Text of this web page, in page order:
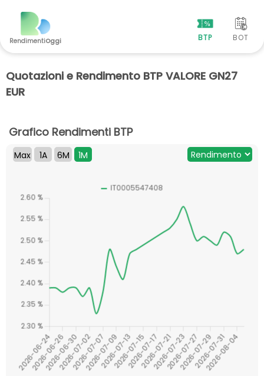
RendimentiOggi BTP BOT
Quotazioni e Rendimento BTP VALORE GN27
EUR
Grafico Rendimenti BTP
Max 1A 6M 1M